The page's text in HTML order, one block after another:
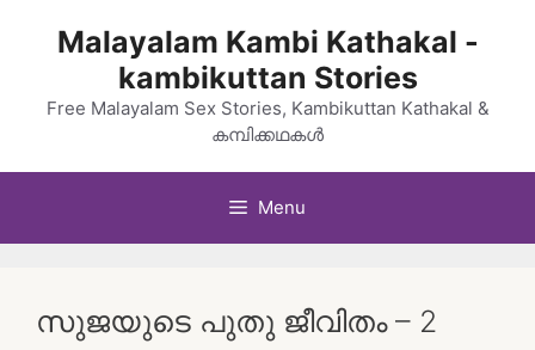
Malayalam Kambi Kathakal -
kambikuttan Stories
Free Malayalam Sex Stories, Kambikuttan Kathakal &
കമ്പിക്കഥകൾ
Menu
സുജയുടെ പുതു ജീവിതം – 2